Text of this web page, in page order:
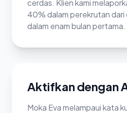
cerdas. Klien kami
40% dalam perekrutan dari
dalam enam bulan pertama.
Aktifkan dengan
Moka Eva melampaui kata